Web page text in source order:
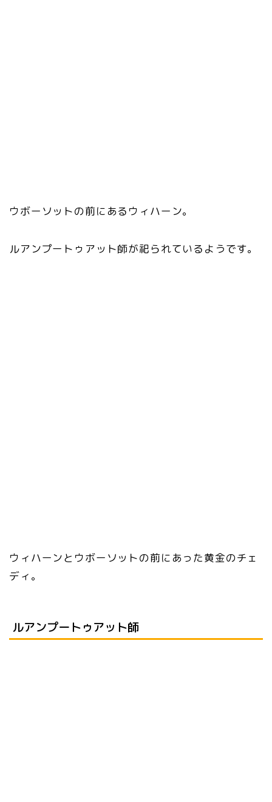
ウボーソットの前にあるウィハーン。
ルアンプートゥアット師が祀られているようです。
ウィハーンとウボーソットの前にあった黄金のチェ
ディ。
ルアンプートゥアット師